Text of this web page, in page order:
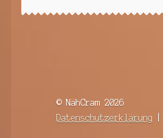
© NähCram 2026
Datenschutzerklärung